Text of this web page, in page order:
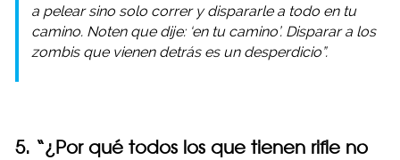
a pelear sino solo correr y dispararle a todo en tu
camino. Noten que dije: ‘en tu camino’. Disparar a los
zombis que vienen detrás es un desperdicio”.
5. “¿Por qué todos los que tienen rifle no